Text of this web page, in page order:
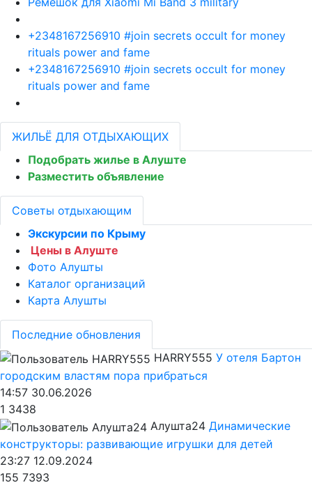
+2348167256910 #join secrets occult for money
rituals power and fame
+2348167256910 #join secrets occult for money
rituals power and fame
ЖИЛЬЁ ДЛЯ ОТДЫХАЮЩИХ
Подобрать жилье в Алуште
Разместить объявление
Советы отдыхающим
Экскурсии по Крыму
Цены в Алуште
Фото Алушты
Каталог организаций
Карта Алушты
Последние обновления
HARRY555 У отеля Бартон
городским властям пора прибраться
14:57 30.06.2026
1 3438
Алушта24 Динамические
конструкторы: развивающие игрушки для детей
23:27 12.09.2024
155 7393